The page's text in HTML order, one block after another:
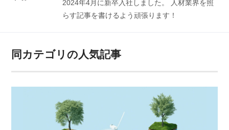
2024年4月に新卒入社しました。 人材業界を照
らす記事を書けるよう頑張ります！
同カテゴリの人気記事